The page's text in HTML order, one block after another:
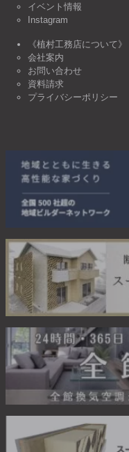
イベント情報
Instagram
《植村工務店について》
会社案内
お問い合わせ
資料請求
プライバシーポリシー